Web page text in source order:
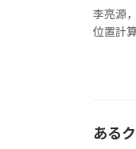
李亮源
位置計
ある